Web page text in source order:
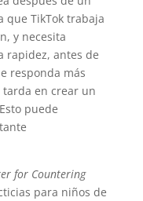
que TikTok trabaja
y necesita
rapidez, antes de
responda más
en crear un
puede
for Countering
para niños de